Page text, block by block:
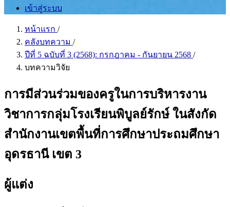
เข้าสู่ระบบ
หน้าแรก /
คลังบทความ /
ปีที่ 5 ฉบับที่ 3 (2568): กรกฎาคม - กันยายน 2568 /
บทความวิจัย
การมีส่วนร่วมของครูในการบริหารงาน
วิชาการกลุ่มโรงเรียนพิบูลย์รักษ์ ในสังกัด
สำนักงานเขตพื้นที่การศึกษาประถมศึกษา
อุดรธานี เขต 3
ผู้แต่ง